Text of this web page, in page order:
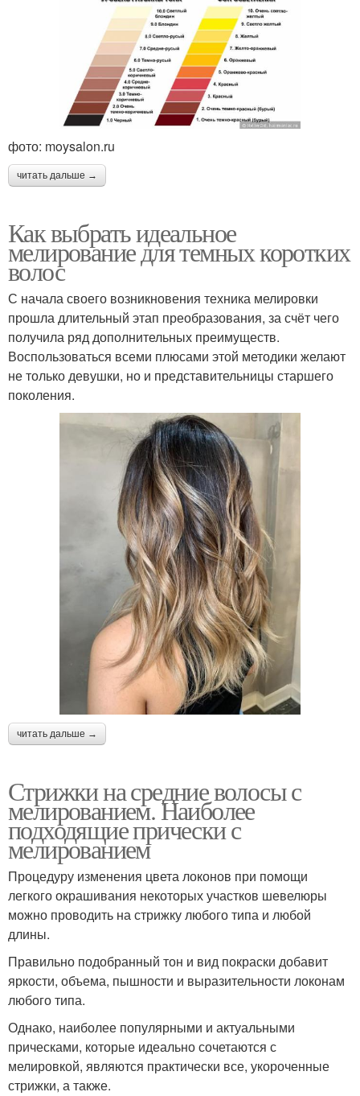
фото: moysalon.ru
читать дальше →
Как выбрать идеальное
мелирование для темных коротких
волос
С начала своего возникновения техника мелировки
прошла длительный этап преобразования, за счёт чего
получила ряд дополнительных преимуществ.
Воспользоваться всеми плюсами этой методики желают
не только девушки, но и представительницы старшего
поколения.
читать дальше →
Стрижки на средние волосы с
мелированием. Наиболее
подходящие прически с
мелированием
Процедуру изменения цвета локонов при помощи
легкого окрашивания некоторых участков шевелюры
можно проводить на стрижку любого типа и любой
длины.
Правильно подобранный тон и вид покраски добавит
яркости, объема, пышности и выразительности локонам
любого типа.
Однако, наиболее популярными и актуальными
прическами, которые идеально сочетаются с
мелировкой, являются практически все, укороченные
стрижки, а также.